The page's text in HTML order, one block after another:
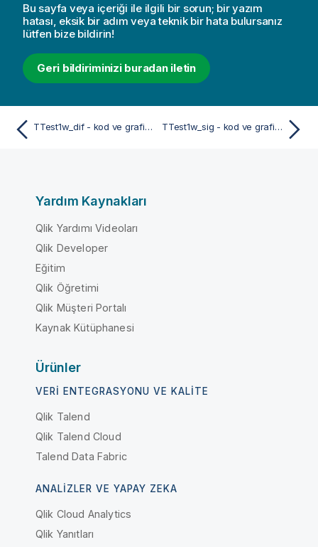
Bu sayfa veya içeriği ile ilgili bir sorun; bir yazım
hatası, eksik bir adım veya teknik bir hata bulursanız
lütfen bize bildirin!
Geri bildiriminizi buradan iletin
TTest1w_dif - kod ve grafik fonksiyonu TTest1w_sig - kod ve grafik fonksiyonu
Yardım Kaynakları
Qlik Yardımı Videoları
Qlik Developer
Eğitim
Qlik Öğretimi
Qlik Müşteri Portalı
Kaynak Kütüphanesi
Ürünler
VERI ENTEGRASYONU VE KALITE
Qlik Talend
Qlik Talend Cloud
Talend Data Fabric
ANALIZLER VE YAPAY ZEKA
Qlik Cloud Analytics
Qlik Yanıtları